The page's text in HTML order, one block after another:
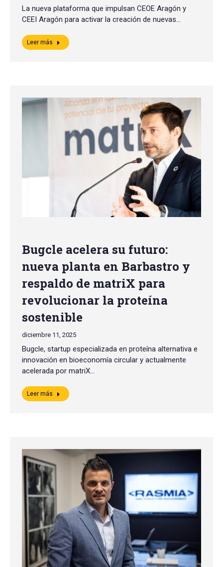
La nueva plataforma que impulsan CEOE Aragón y
CEEI Aragón para activar la creación de nuevas…
Leer más
Bugcle acelera su futuro:
nueva planta en Barbastro y
respaldo de matriX para
revolucionar la proteína
sostenible
diciembre 11, 2025
Bugcle, startup especializada en proteína alternativa e
innovación en bioeconomía circular y actualmente
acelerada por matriX…
Leer más